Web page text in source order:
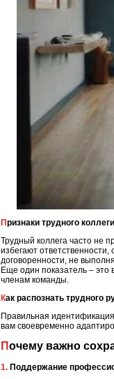
Признаки трудного коллеги
Трудный коллега часто не
избегают
договоренности, не
Еще один показатель – это
членам команды.
Как распознать трудного
Правильная
вам своевременно
Почему важно
1. Поддержание